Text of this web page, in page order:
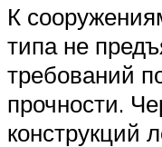
К
типа не
требований
прочности.
конструкций